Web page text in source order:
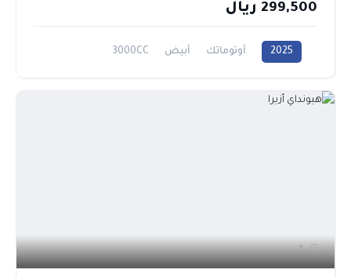
299,500 ريال
2025 أوتوماتك أبيض 3000CC
1